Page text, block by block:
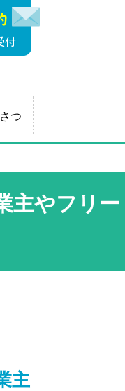
相談予約（24時間
つ
主やフリー
主